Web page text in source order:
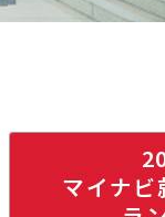
マイナビ